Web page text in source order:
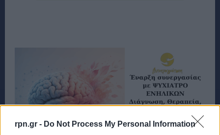
rpn.gr - Do Not Process My Personal Information